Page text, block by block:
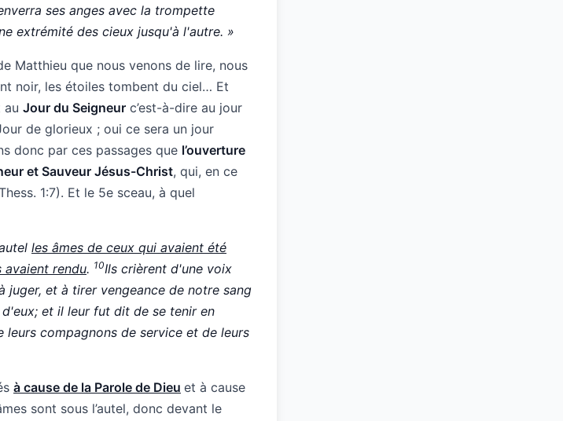
ses anges avec la trompette
extrémité des cieux jusqu'à l'autre. »
Matthieu que nous venons de lire, nous
noir, les étoiles tombent du ciel… Et
au Jour du Seigneur c’est-à-dire au jour
de glorieux ; oui ce sera un jour
donc par ces passages que l’ouverture
et Sauveur Jésus-Christ, qui, en ce
1:7). Et le 5e sceau, à quel
les âmes de ceux qui avaient été
avaient rendu. 10Ils crièrent d'une voix
et à tirer vengeance de notre sang
et il leur fut dit de se tenir en
compagnons de service et de leurs
à cause de la Parole de Dieu et à cause
sont sous l’autel, donc devant le